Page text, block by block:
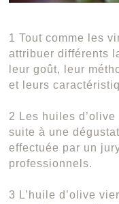
1 Tout comme les
attribuer différents
leur goût, leur
et leurs
2 Les huiles
suite à une
effectuée par un
professionnels.
3 L’huile d’olive